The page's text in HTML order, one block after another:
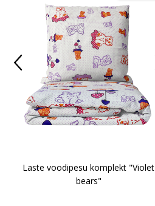
Laste voodipesu komplekt "Violet
bears"